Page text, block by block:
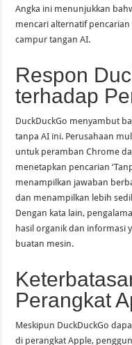
Angka ini menunjukkan
mencari alternatif
campur tangan AI.
Respon
terhadap
DuckDuckGo menyambut
tanpa AI ini. Perusahaan
untuk peramban Chrome
menetapkan pencarian
menampilkan jawaban
dan menampilkan lebih
Dengan kata lain,
hasil organik dan informasi
buatan mesin.
Perangkat
Meskipun DuckDuckGo
di perangkat Apple,